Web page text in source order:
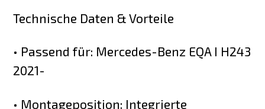
Technische Daten & Vorteile
• Passend für: Mercedes-Benz EQA I H243
2021-
• Montageposition: Integrierte